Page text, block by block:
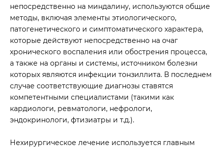
непосредственно на миндалину, используются общие
методы, включая элементы этиологического,
патогенетического и симптоматического характера,
которые действуют непосредственно на очаг
хронического воспаления или обострения процесса,
а также на органы и системы, источником болезни
которых являются инфекции тонзиллита. В последнем
случае соответствующие диагнозы ставятся
компетентными специалистами (такими как
кардиологи, ревматологи, нефрологи,
эндокринологи, фтизиатры и т.д.).
Нехирургическое лечение используется главным